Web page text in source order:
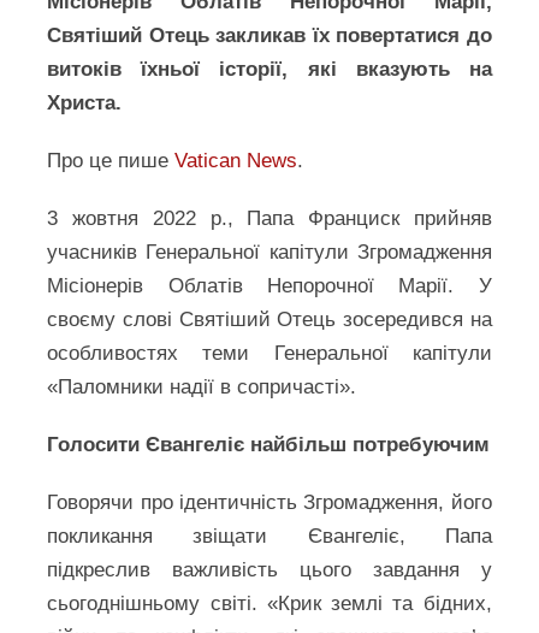
Святіший Отець закликав їх повертатися до
витоків їхньої історії, які вказують на
Христа.
Про це пишеVatican News.
3 жовтня 2022 р., Папа Франциск прийняв
учасників Генеральної капітули Згромадження
Місіонерів Облатів Непорочної Марії. У
своєму слові Святіший Отець зосередився на
особливостях теми Генеральної капітули
«Паломники надії в сопричасті».
Голосити Євангеліє найбільш потребуючим
Говорячи про ідентичність Згромадження, його
покликання звіщати Євангеліє, Папа
підкреслив важливість цього завдання у
сьогоднішньому світі. «Крик землі та бідних,